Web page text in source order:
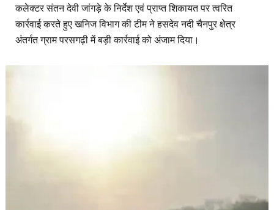
कलेक्टर संतन देवी जांगड़े के निर्देश एवं प्राप्त शिकायत पर त्वरित
कार्रवाई करते हुए खनिज विभाग की टीम ने हसदेव नदी चैनपुर क्षेत्र
अंतर्गत ग्राम परसगढ़ी में बड़ी कार्रवाई को अंजाम दिया।